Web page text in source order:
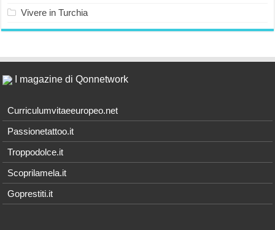
Vivere in Turchia
I magazine di Qonnetwork
Curriculumvitaeeuropeo.net
Passionetattoo.it
Troppodolce.it
Scoprilamela.it
Goprestiti.it